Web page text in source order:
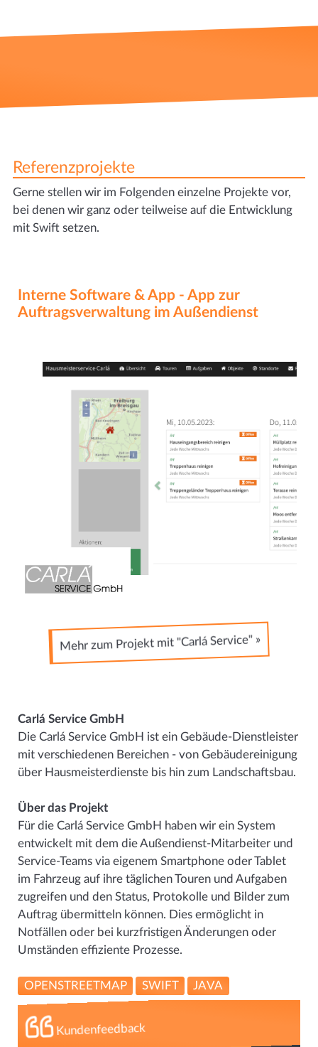
Referenzprojekte
Gerne stellen wir im Folgenden einzelne Projekte vor,
bei denen wir ganz oder teilweise auf die Entwicklung
mit Swift setzen.
Interne Software & App - App zur
Auftragsverwaltung im Außendienst
Mehr zum Projekt mit "Carlá Service" »
Carlá Service GmbH
Die Carlá Service GmbH ist ein Gebäude-Dienstleister
mit verschiedenen Bereichen - von Gebäudereinigung
über Hausmeisterdienste bis hin zum Landschaftsbau.
Über das Projekt
Für die Carlá Service GmbH haben wir ein System
entwickelt mit dem die Außendienst-Mitarbeiter und
Service-Teams via eigenem Smartphone oder Tablet
im Fahrzeug auf ihre täglichen Touren und Aufgaben
zugreifen und den Status, Protokolle und Bilder zum
Auftrag übermitteln können. Dies ermöglicht in
Notfällen oder bei kurzfristigen Änderungen oder
Umständen effiziente Prozesse.
OPENSTREETMAP SWIFT JAVA
Kundenfeedback